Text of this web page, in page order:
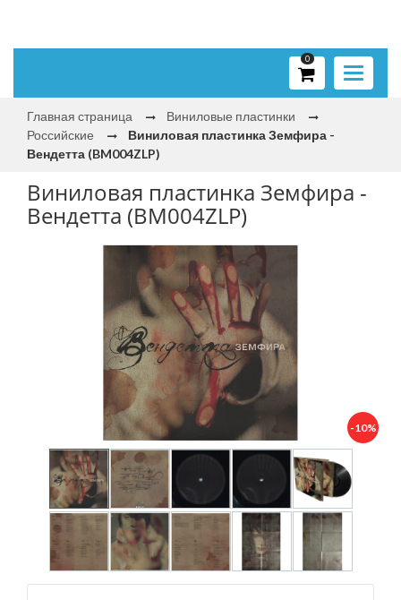
Toggle
0
Главная страница
Виниловые пластинки
Российские
Виниловая пластинка Земфира -
Вендетта (BM004ZLP)
Виниловая пластинка Земфира -
Вендетта (BM004ZLP)
-10%